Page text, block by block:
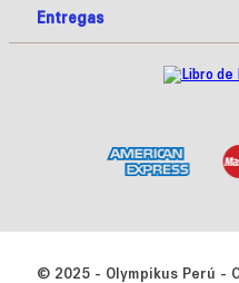
Entregas
© 2025 - Olympikus Perú -